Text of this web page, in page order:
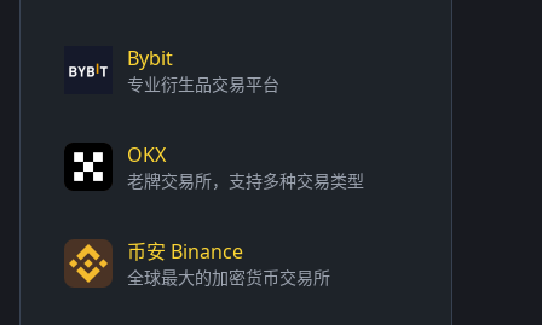
Bybit
专业衍生品交易平台
OKX
老牌交易所，支持多种交易类型
币安 Binance
全球最大的加密货币交易所